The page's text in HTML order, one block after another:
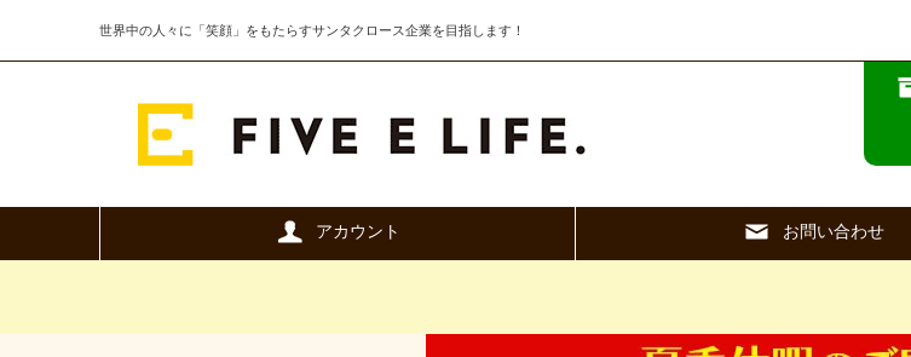
世界中の人々に「笑顔」をもたらすサンタクロース企業を目指します！
アカウント お問い合わせ